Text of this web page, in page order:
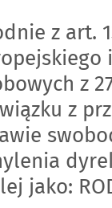
z art.
z
z
jako: